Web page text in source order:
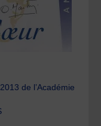
de l’Académie